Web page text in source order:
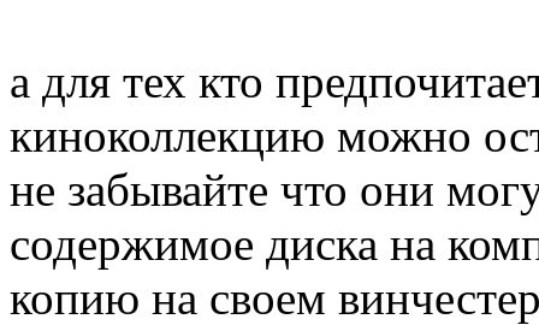
а для тех кто
киноколлекцию можно
не забывайте что они
содержимое диска на
копию на своем